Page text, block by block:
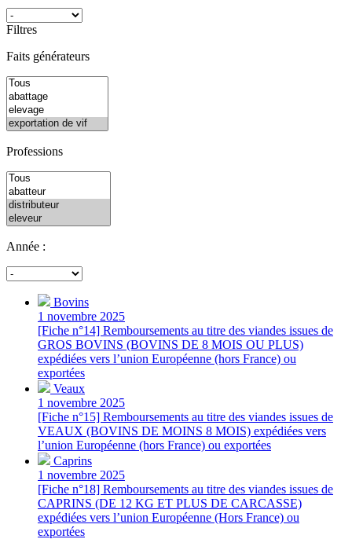
Filtres
Faits générateurs
Professions
Année :
Bovins
1 novembre 2025
[Fiche n°14] Remboursements au titre des viandes issues de
GROS BOVINS (BOVINS DE 8 MOIS OU PLUS)
expédiées vers l’union Européenne (hors France) ou
exportées
Veaux
1 novembre 2025
[Fiche n°15] Remboursements au titre des viandes issues de
VEAUX (BOVINS DE MOINS 8 MOIS) expédiées vers
l’union Européenne (hors France) ou exportées
Caprins
1 novembre 2025
[Fiche n°18] Remboursements au titre des viandes issues de
CAPRINS (DE 12 KG ET PLUS DE CARCASSE)
expédiées vers l’union Européenne (Hors France) ou
exportées